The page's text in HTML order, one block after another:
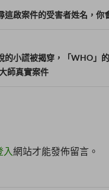
這啟案件的受害者姓名，你
的小謊被揭穿，「WHO」
師真實案件
入網站才能發佈留言。